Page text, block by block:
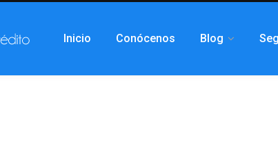
Inicio Conócenos Blog